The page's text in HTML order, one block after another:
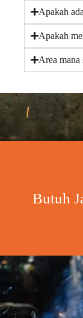
Apakah
Apakah
Area mana
Butuh